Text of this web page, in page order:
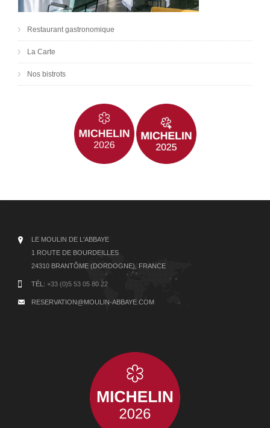
Restaurant gastronomique
La Carte
Nos bistrots
LE MOULIN DE L'ABBAYE
1 ROUTE DE BOURDEILLES
24310 BRANTÔME (DORDOGNE), FRANCE
TÉL: +33 (0)5 53 05 80 22
RESERVATION@MOULIN-ABBAYE.COM